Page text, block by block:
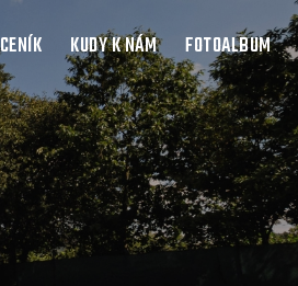
CENÍK KUDY K NÁM FOTOALBUM